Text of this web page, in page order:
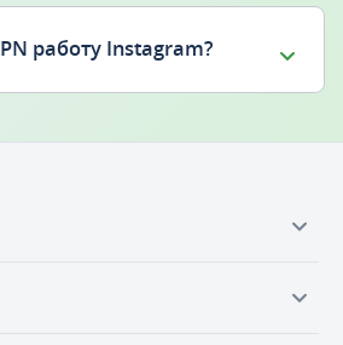
работу Instagram?